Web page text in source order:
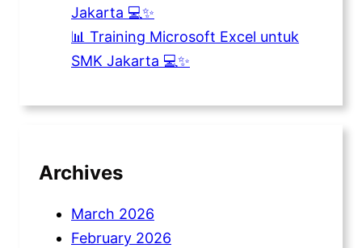
Jakarta 💻✨
📊 Training Microsoft Excel untuk
SMK Jakarta 💻✨
Archives
March 2026
February 2026